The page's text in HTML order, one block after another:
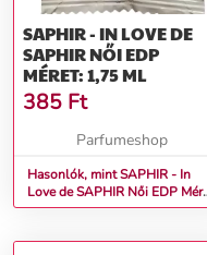
SAPHIR - IN LOVE DE
SAPHIR NŐI EDP
MÉRET: 1,75 ML
385 Ft
Parfumeshop
Hasonlók, mint SAPHIR - In
Love de SAPHIR Női EDP Méret:
1,75 ml